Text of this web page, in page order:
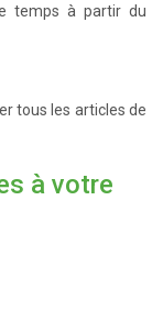
temps à partir du
tous les articles de
à votre